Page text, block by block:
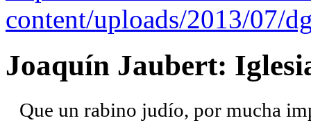
content/uploads/2013/07/
Joaquín Jaubert:
Que un rabino judío, por mucha